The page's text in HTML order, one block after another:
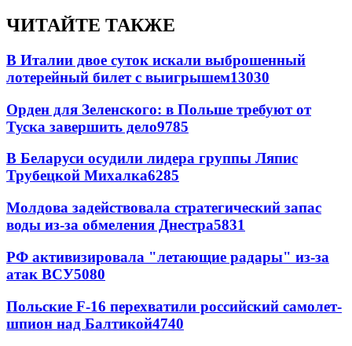
ЧИТАЙТЕ ТАКЖЕ
В Италии двое суток искали выброшенный
лотерейный билет с выигрышем13030
Орден для Зеленского: в Польше требуют от
Туска завершить дело9785
В Беларуси осудили лидера группы Ляпис
Трубецкой Михалка6285
Молдова задействовала стратегический запас
воды из-за обмеления Днестра5831
РФ активизировала "летающие радары" из-за
атак ВСУ5080
Польские F-16 перехватили российский самолет-
шпион над Балтикой4740